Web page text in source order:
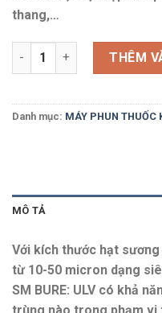
thang,…
Số lượng THÊM
Danh mục: MÁY PHUN THUỐC
MÔ TẢ
Với kích thước hạt
từ 10-50 micron dạng
SM BURE: ULV có khả